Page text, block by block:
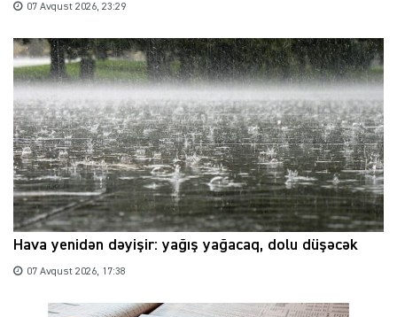
07 Avqust 2026, 23:29
Hava yenidən dəyişir: yağış yağacaq, dolu düşəcək
07 Avqust 2026, 17:38